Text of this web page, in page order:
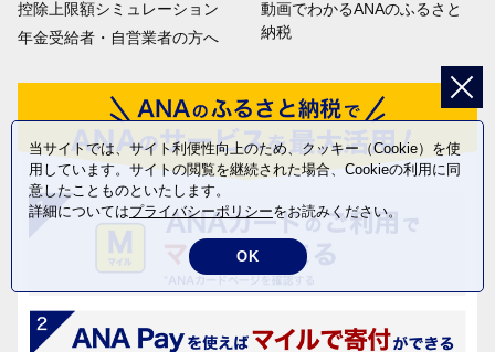
控除上限額シミュレーション
年金受給者・自営業者の方へ
動画でわかるANAのふるさと
納税
当サイトでは、サイト利便性向上のため、クッキー（Cookie）を使
用しています。サイトの閲覧を継続された場合、Cookieの利用に同
意したことものといたします。
詳細についてはプライバシーポリシーをお読みください。
OK